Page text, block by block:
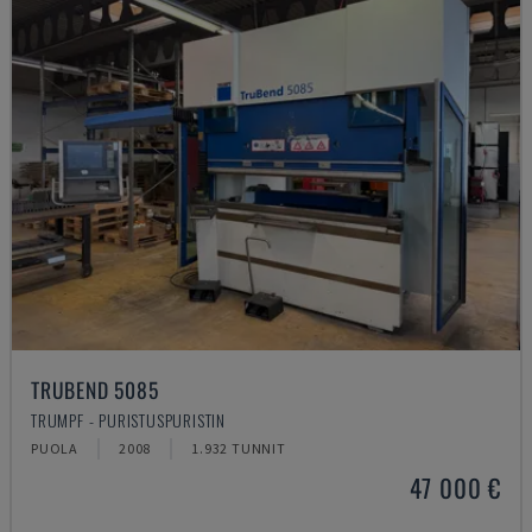
TRUBEND 5085
TRUMPF - PURISTUSPURISTIN
PUOLA 2008 1.932 TUNNIT
47 000 €